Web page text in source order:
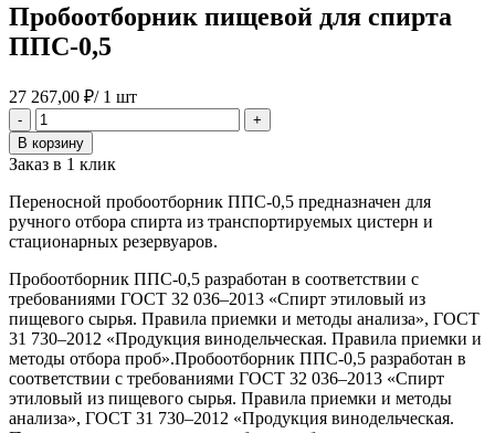
Пробоотборник пищевой для спирта
ППС-0,5
27 267,00 ₽/ 1 шт
-
Количество
товара
Пробоотборник
пищевой
для
спирта
ППС-0,5
+
В корзину
Заказ в 1 клик
Переносной пробоотборник ППС-0,5 предназначен для
ручного отбора спирта из транспортируемых цистерн и
стационарных резервуаров.
Пробоотборник ППС-0,5 разработан в соответствии с
требованиями ГОСТ 32 036–2013 «Спирт этиловый из
пищевого сырья. Правила приемки и методы анализа», ГОСТ
31 730–2012 «Продукция винодельческая. Правила приемки и
методы отбора проб».Пробоотборник ППС-0,5 разработан в
соответствии с требованиями ГОСТ 32 036–2013 «Спирт
этиловый из пищевого сырья. Правила приемки и методы
анализа», ГОСТ 31 730–2012 «Продукция винодельческая.